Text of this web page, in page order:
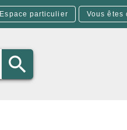
Espace particulier Vous êtes